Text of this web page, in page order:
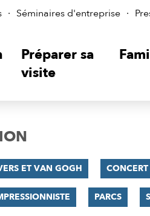
Séminaires d'entreprise
Préparer sa
visite
ET VAN GOGH CONCERT
PARCS